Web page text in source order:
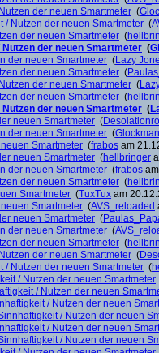
der neuen Smartmeter (
/ Nutzen der neuen Smartmeter (
der neuen Smartmeter (
Nutzen der neuen Smartmeter (
der neuen Smartmeter (Lazy
der neuen Smartmeter (
der neuen Smartmeter (
der neuen Smartmeter (
Nutzen der neuen Smartmeter (
neuen Smartmeter (
der neuen Smartmeter (Glockman
Smartmeter (frabos am
neuen Smartmeter (hellbringer
der neuen Smartmeter (frabos
der neuen Smartmeter (
Smartmeter (TuxTux am
Smartmeter (AVS_reloaded
neuen Smartmeter (
der neuen Smartmeter (
der neuen Smartmeter (
der neuen Smartmeter (
/ Nutzen der neuen Smartmeter (
/ Nutzen der neuen Smartmeter
/ Nutzen der neuen
/ Nutzen der neuen
/ Nutzen der neuen
/ Nutzen der neuen
/ Nutzen der neuen